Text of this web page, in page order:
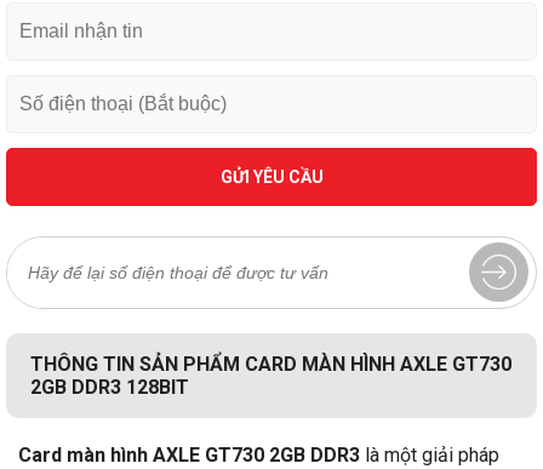
GỬI YÊU CẦU
THÔNG TIN SẢN PHẨM CARD MÀN HÌNH AXLE GT730
2GB DDR3 128BIT
Card màn hình AXLE GT730 2GB DDR3 là một giải pháp